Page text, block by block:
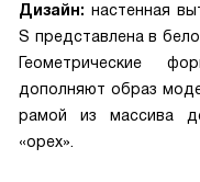
Дизайн: настенная
S представлена в
Геометрические
дополняют образ
рамой из массива
«орех».